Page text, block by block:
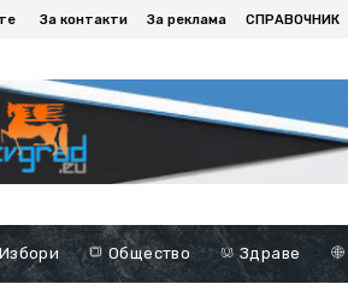
За контакти За реклама СПРАВОЧНИК
Избори Общество Здраве